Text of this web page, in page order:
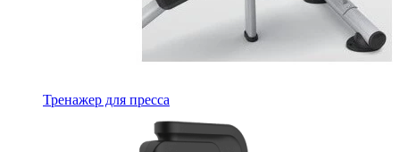
Тренажер для пресса